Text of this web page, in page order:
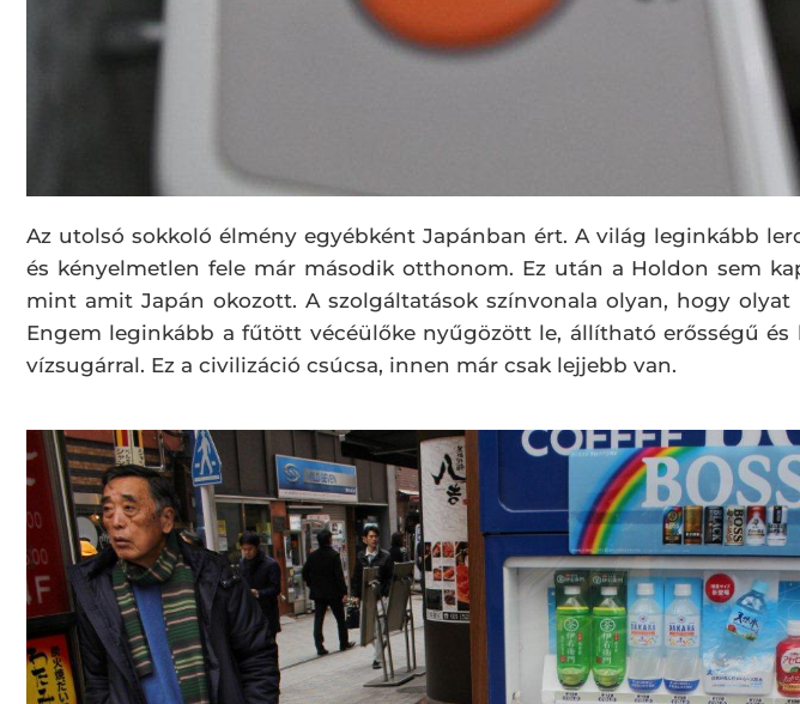
Az utolsó sokkoló élmény egyébként Japánban ért. A világ leginkább
és kényelmetlen fele már második otthonom. Ez után a Holdon sem
mint amit Japán okozott. A szolgáltatások színvonala olyan, hogy
Engem leginkább a fűtött vécéülőke nyűgözött le, állítható erősségű és
vízsugárral. Ez a civilizáció csúcsa, innen már csak lejjebb van.